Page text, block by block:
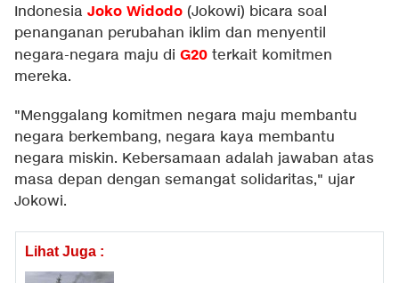
Indonesia Joko Widodo (Jokowi) bicara soal
penanganan perubahan iklim dan menyentil
negara-negara maju di G20 terkait komitmen
mereka.
"Menggalang komitmen negara maju membantu
negara berkembang, negara kaya membantu
negara miskin. Kebersamaan adalah jawaban atas
masa depan dengan semangat solidaritas," ujar
Jokowi.
Lihat Juga :